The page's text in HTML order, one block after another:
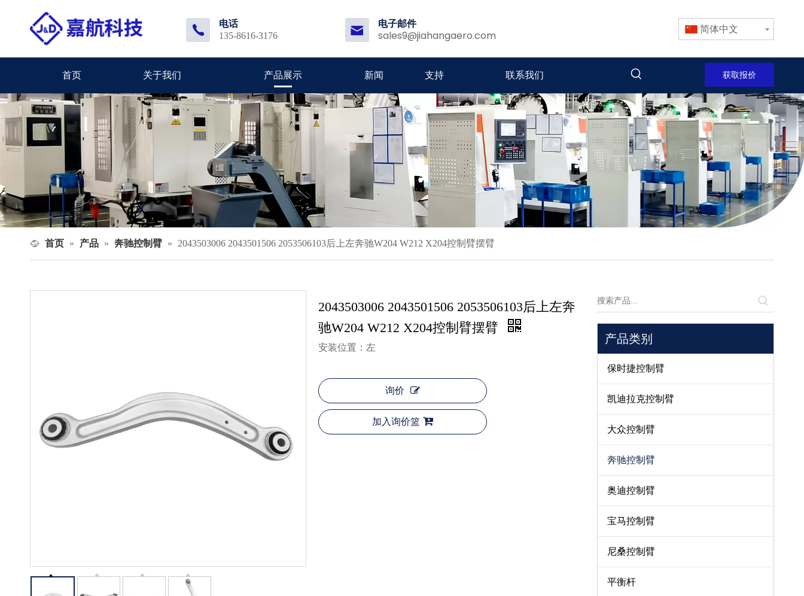
电话
135-8616-3176
电子邮件
sales9@jiahangaero.com 简体中文
首页 关于我们 产品展示 新闻 支持 联系我们 获取报价
首页 » 产品 » 奔驰控制臂 » 2043503006 2043501506 2053506103后上左奔驰W204 W212 X204控制臂摆臂
2043503006 2043501506 2053506103后上左奔
驰W204 W212 X204控制臂摆臂
安装位置：左
询价
加入询价篮
产品类别
保时捷控制臂
凯迪拉克控制臂
大众控制臂
奔驰控制臂
奥迪控制臂
宝马控制臂
尼桑控制臂
平衡杆